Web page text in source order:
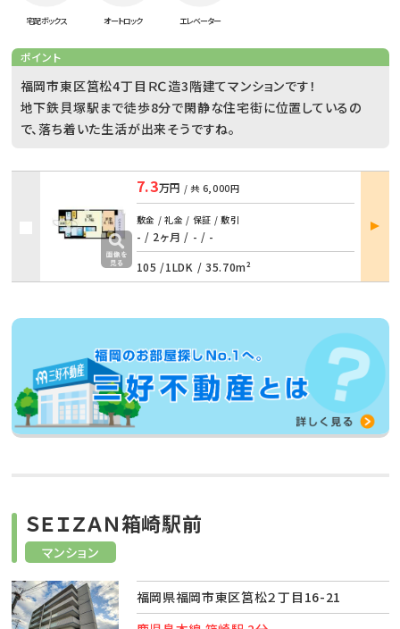
宅配ボックス オートロック エレベーター
ポイント
福岡市東区筥松4丁目ＲＣ造3階建てマンションです！
地下鉄貝塚駅まで徒歩8分で閑静な住宅街に位置しているの
で、落ち着いた生活が出来そうですね。
7.3万円 / 共 6,000円
敷金 / 礼金 / 保証 / 敷引
- / 2ヶ月 / - / -
105 /1LDK / 35.70m²
部屋
詳細
マンション
ＳＥＩＺＡＮ箱崎駅前
福岡県福岡市東区筥松２丁目16-21